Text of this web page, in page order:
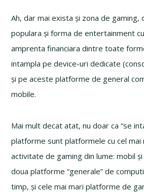
Ah, dar mai exista și zona de gaming,
populara și forma de entertainment
amprenta financiara dintre toate
intampla pe device-uri dedicate
și pe aceste platforme de general
mobile.
Mai mult decat atat, nu doar ca “se
platforme sunt platformele cu cel
activitate de gaming din lume: mobil și
doua platforme “generale” de
timp, și cele mai mari platforme de